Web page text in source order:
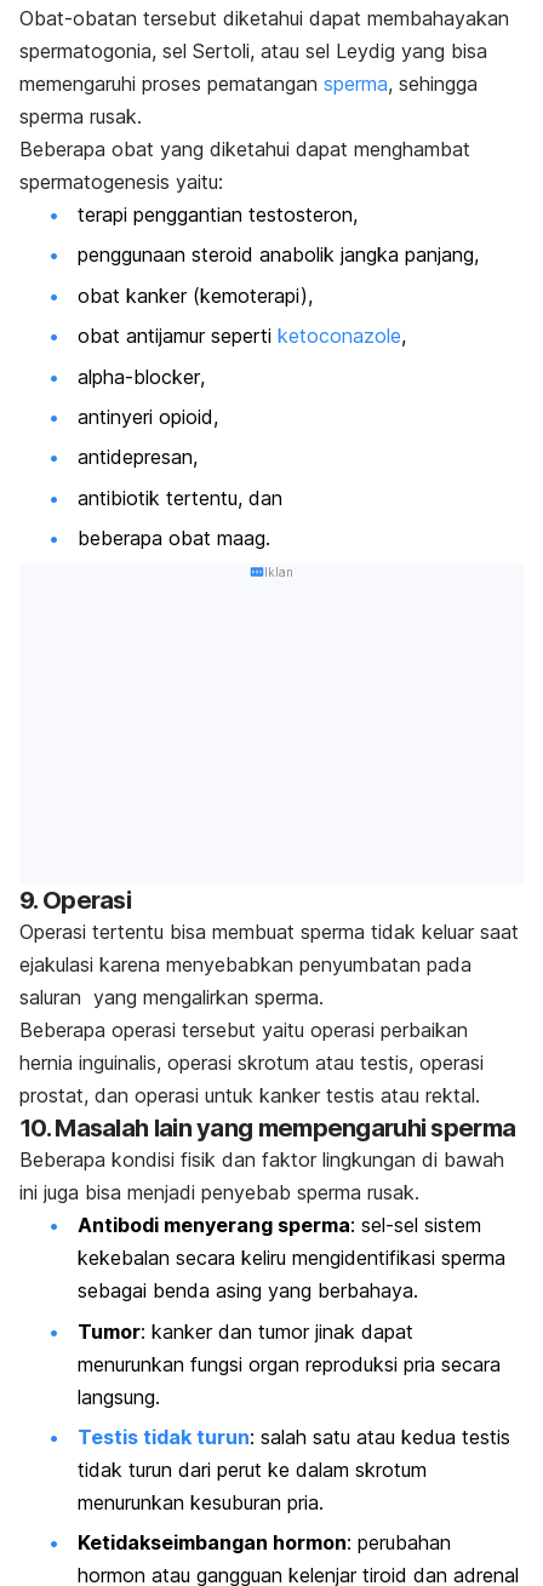
Obat-obatan tersebut diketahui dapat membahayakan
spermatogonia, sel Sertoli, atau sel Leydig yang bisa
memengaruhi proses pematangan sperma, sehingga
sperma rusak.
Beberapa obat yang diketahui dapat menghambat
spermatogenesis yaitu:
terapi penggantian testosteron,
penggunaan steroid anabolik jangka panjang,
obat kanker (kemoterapi),
obat antijamur seperti ketoconazole,
alpha-blocker,
antinyeri opioid,
antidepresan,
antibiotik tertentu, dan
beberapa obat maag.
Iklan
9. Operasi
Operasi tertentu bisa membuat sperma tidak keluar saat
ejakulasi karena menyebabkan penyumbatan pada
saluran yang mengalirkan sperma.
Beberapa operasi tersebut yaitu operasi perbaikan
hernia inguinalis, operasi skrotum atau testis, operasi
prostat, dan operasi untuk kanker testis atau rektal.
10. Masalah lain yang mempengaruhi sperma
Beberapa kondisi fisik dan faktor lingkungan di bawah
ini juga bisa menjadi penyebab sperma rusak.
Antibodi menyerang sperma: sel-sel sistem
kekebalan secara keliru mengidentifikasi sperma
sebagai benda asing yang berbahaya.
Tumor: kanker dan tumor jinak dapat
menurunkan fungsi organ reproduksi pria secara
langsung.
Testis tidak turun: salah satu atau kedua testis
tidak turun dari perut ke dalam skrotum
menurunkan kesuburan pria.
Ketidakseimbangan hormon: perubahan
hormon atau gangguan kelenjar tiroid dan adrenal